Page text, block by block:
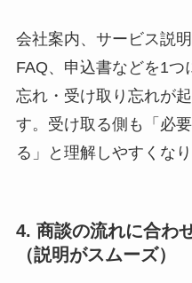
会社案内、サービス説
FAQ、申込書などを1つ
忘れ・受け取り忘れが
す。受け取る側も「必
る」と理解しやすくなり
4. 商談の流れに合わ
（説明がスムーズ）